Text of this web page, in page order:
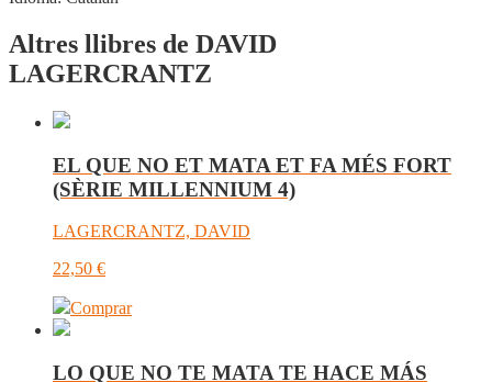
Altres llibres de DAVID
LAGERCRANTZ
EL QUE NO ET MATA ET FA MÉS FORT
(SÈRIE MILLENNIUM 4)
LAGERCRANTZ, DAVID
22,50 €
Comprar
LO QUE NO TE MATA TE HACE MÁS